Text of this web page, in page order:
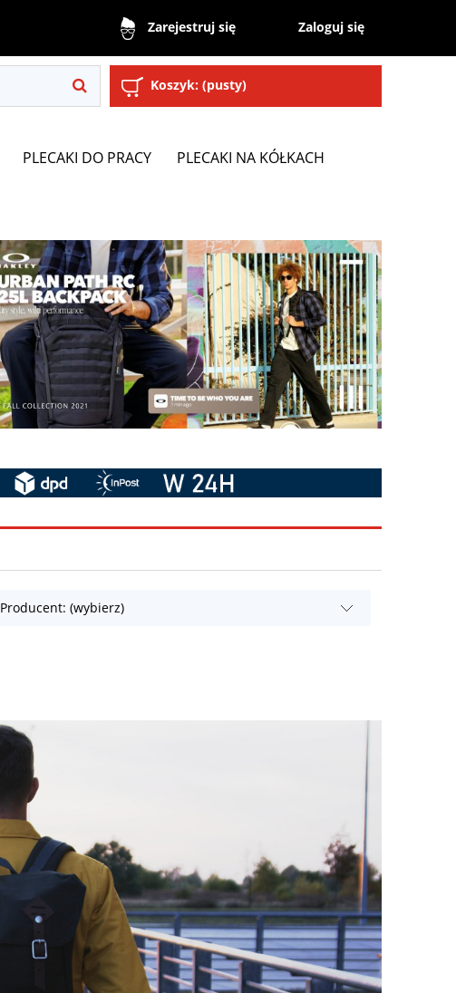
Zarejestruj się Zaloguj się
Koszyk: (pusty)
PLECAKI DO PRACY PLECAKI NA KÓŁKACH
Producent: (wybierz)